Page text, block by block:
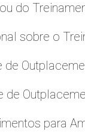
do
sobre o
de
de
para